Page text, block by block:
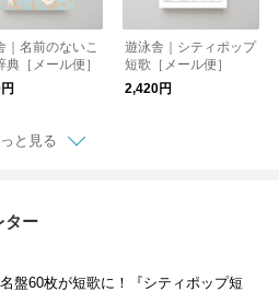
｜名前のないこ
典［メール便］
遊泳舎｜シティポップ
短歌［メール便］
2,420円
と見る
ター
名盤60枚が短歌に！『シティポップ短